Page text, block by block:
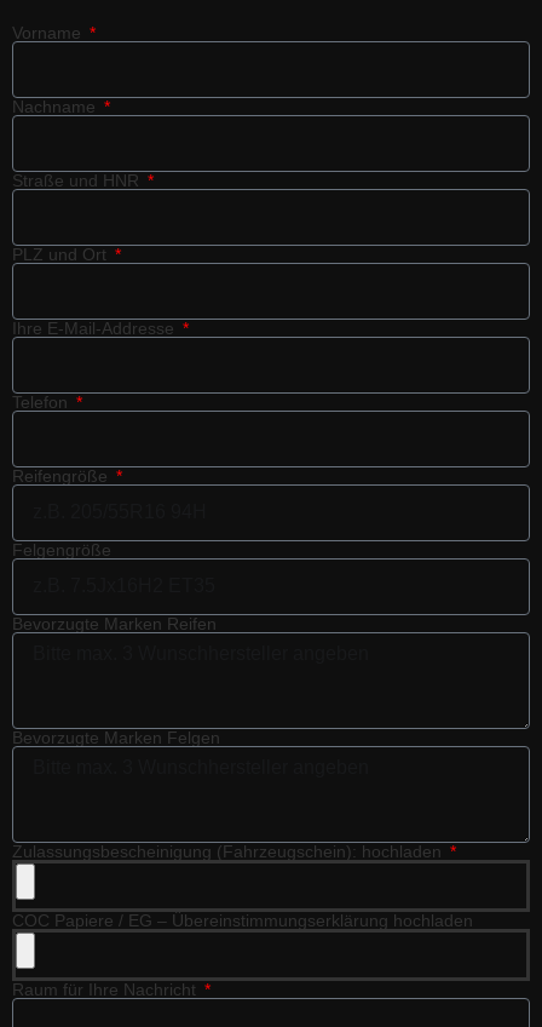
Vorname
Nachname
Straße und HNR
PLZ und Ort
Ihre E-Mail-Addresse
Telefon
Reifengröße
Felgengröße
Bevorzugte Marken Reifen
Bevorzugte Marken Felgen
Zulassungsbescheinigung (Fahrzeugschein): hochladen
COC Papiere / EG – Übereinstimmungserklärung hochladen
Raum für Ihre Nachricht